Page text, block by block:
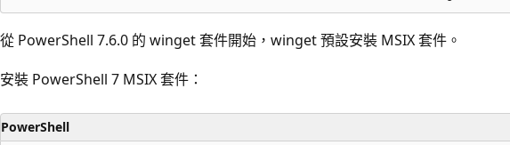
從 PowerShell 7.6.0 的 winget 套件開始，winget 預設安裝 MSIX 套件。
安裝 PowerShell 7 MSIX 套件：
PowerShell